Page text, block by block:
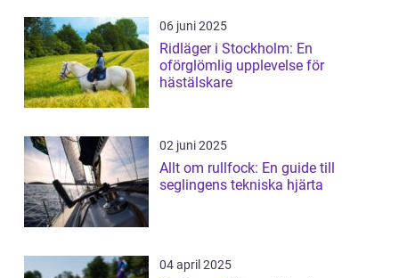
06 juni 2025
Ridläger i Stockholm: En
oförglömlig upplevelse för
hästälskare
02 juni 2025
Allt om rullfock: En guide till
seglingens tekniska hjärta
04 april 2025